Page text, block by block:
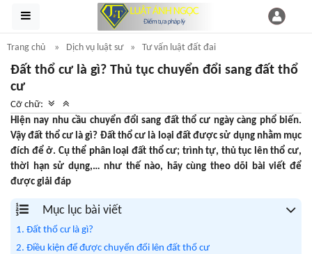
Trang chủ Dịch vụ luật sư Tư vấn luật đất đai
Đất thổ cư là gì? Thủ tục chuyển đổi sang đất thổ
cư
Cỡ chữ:
Hiện nay nhu cầu chuyển đổi sang đất thổ cư ngày càng phổ biến.
Vậy đất thổ cư là gì? Đất thổ cư là loại đất được sử dụng nhằm mục
đích để ở. Cụ thể phân loại đất thổ cư; trình tự, thủ tục lên thổ cư,
thời hạn sử dụng,… như thế nào, hãy cùng theo dõi bài viết để
được giải đáp
Mục lục bài viết
1. Đất thổ cư là gì?
2. Điều kiện để được chuyển đổi lên đất thổ cư